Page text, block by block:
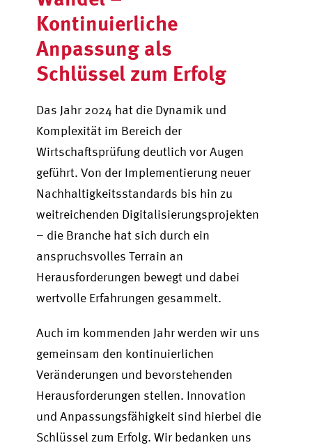
Kontinuierliche
Anpassung als
Schlüssel zum Erfolg
Das Jahr 2024 hat die Dynamik und
Komplexität im Bereich der
Wirtschaftsprüfung deutlich vor Augen
geführt. Von der Implementierung neuer
Nachhaltigkeitsstandards bis hin zu
weitreichenden Digitalisierungsprojekten
– die Branche hat sich durch ein
anspruchsvolles Terrain an
Herausforderungen bewegt und dabei
wertvolle Erfahrungen gesammelt.
Auch im kommenden Jahr werden wir uns
gemeinsam den kontinuierlichen
Veränderungen und bevorstehenden
Herausforderungen stellen. Innovation
und Anpassungsfähigkeit sind hierbei die
Schlüssel zum Erfolg. Wir bedanken uns